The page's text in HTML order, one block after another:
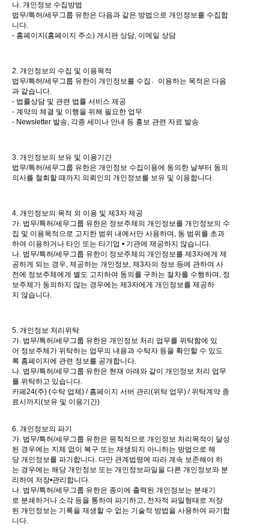
나. 개인정보 수집방법
법무/특허/세무그룹 유한은 다음과 같은 방법으로 개인정보를 수집합
니다.
- 홈페이지(홈페이지 주소) 게시판 상담, 이메일 상담
2. 개인정보의 수집 및 이용목적
법무/특허/세무그룹 유한이 개인정보를 수집이〮용하는 목적은 다음
과 같습니다.
- 법률상담 및 관련 법률 서비스 제공
- 계약의 체결 및 이행을 위해 필요한 업무
- Newsletter 발송, 각종 세미나 안내 등 홍보 관련 자료 발송
3. 개인정보의 보유 및 이용기간
법무/특허/세무그룹 유한은 개인정보 수집이용에 동의한 날부터 동의
의사를 철회할 때까지 의뢰인의 개인정보를 보유 및 이용합니다.
4. 개인정보의 목적 외 이용 및 제3자 제공
가. 법무/특허/세무그룹 유한은 정보주체의 개인정보를 개인정보의 수
집 및 이용목적으로 고지한 범위 내에서만 사용하며, 동 범위를 초과
하여 이용하거나 타인 또는 타기업 • 기관에 제공하지 않습니다.
나. 법무/특허/세무그룹 유한이 정보주체의 개인정보를 제3자에게 제
공하게 되는 경우, 제공하는 개인정보, 제3자의 정보 등에 관하여 사
전에 정보주체에게 별도 고지하여 동의를 구하는 절차를 수행하며, 정
보주체가 동의하지 않는 경우에는 제3자에게 개인정보를 제공하
지 않습니다.
5. 개인정보 처리위탁
가. 법무/특허/세무그룹 유한은 개인정보 처리 업무를 위탁함에 있
어 정보주체가 위탁하는 업무의 내용과 수탁자 등을 확인할 수 있도
록 홈페이지에 관련 정보를 공개합니다.
나. 법무/특허/세무그룹 유한은 현재 아래와 같이 개인정보 처리 업무
를 위탁하고 있습니다.
카페24(주) (수탁 업체) / 홈페이지 서버 관리(위탁 업무) / 위탁계약 종
료시까지(보유 및 이용기간)
6. 개인정보의 파기
가. 법무/특허/세무그룹 유한은 원칙적으로 개인정보 처리목적이 달성
된 경우에는 지체 없이 복구 또는 재생되지 아니하는 방법으로 해
당 개인정보를 파기합니다. 다만 관계법령에 따라 계속 보존해야 하
는 경우에는 해당 개인정보 또는 개인정보파일을 다른 개인정보와 분
리하여 저장•관리합니다.
나. 법무/특허/세무그룹 유한은 종이에 출력된 개인정보는 분쇄기
로 분쇄하거나 소각 등을 통하여 파기하고, 전자적 파일형태로 저장
된 개인정보는 기록을 재생할 수 없는 기술적 방법을 사용하여 파기합
니다.